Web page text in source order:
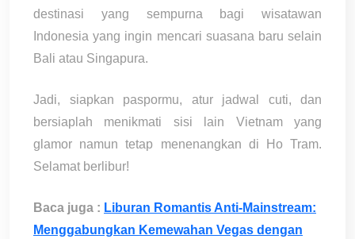
destinasi yang sempurna bagi wisatawan
Indonesia yang ingin mencari suasana baru selain
Bali atau Singapura.
Jadi, siapkan paspormu, atur jadwal cuti, dan
bersiaplah menikmati sisi lain Vietnam yang
glamor namun tetap menenangkan di Ho Tram.
Selamat berlibur!
Baca juga : Liburan Romantis Anti-Mainstream:
Menggabungkan Kemewahan Vegas dengan